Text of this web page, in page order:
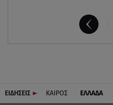
ΕΙΔΗΣΕΙΣ ΚΑΙΡΟΣ ΕΛΛΑΔΑ